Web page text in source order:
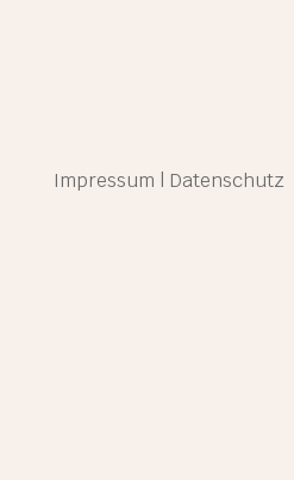
Impressum Datenschutz